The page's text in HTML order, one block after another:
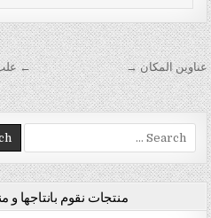
تصفّح المقالات ← علب عناوين المكان →
Search for:
منتجات نقوم بانتاجها و